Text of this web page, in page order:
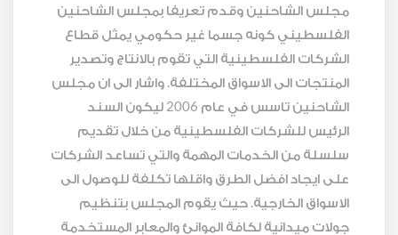
مجلس الشاحنين وقدم تعريفا بمجلس الشاحنين
الفلسطيني كونه جسما غير حكومي يمثل قطاع
الشركات الفلسطينية التي تقوم بالانتاج وتصدير
المنتجات الى الاسواق المختلفة. واشار الى ان مجلس
الشاحنين تاسس في عام 2006 ليكون السند
الرئيس للشركات الفلسطينية من خلال تقديم
سلسلة من الخدمات المهمة والتي تساعد الشركات
على ايجاد افضل الطرق واقلها تكلفة للوصول الى
الاسواق الخارجية. حيث يقوم المجلس بتنظيم
جولات ميدانية لكافة الموانئ والمعابر المستخدمة